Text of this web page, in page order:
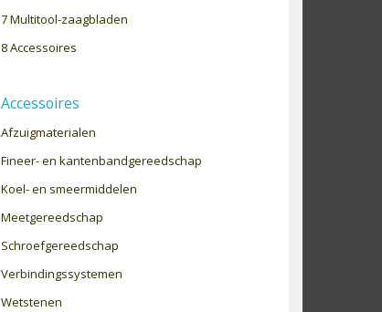
7 Multitool-zaagbladen
8 Accessoires
Accessoires
Afzuigmaterialen
Fineer- en kantenbandgereedschap
Koel- en smeermiddelen
Meetgereedschap
Schroefgereedschap
Verbindingssystemen
Wetstenen